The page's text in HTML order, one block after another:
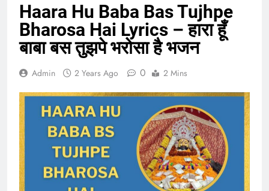
Haara Hu Baba Bas Tujhpe
Bharosa Hai Lyrics – हारा हूँ
बाबा बस तुझपे भरोसा है भजन
Admin 2 Years Ago 0 2 Mins